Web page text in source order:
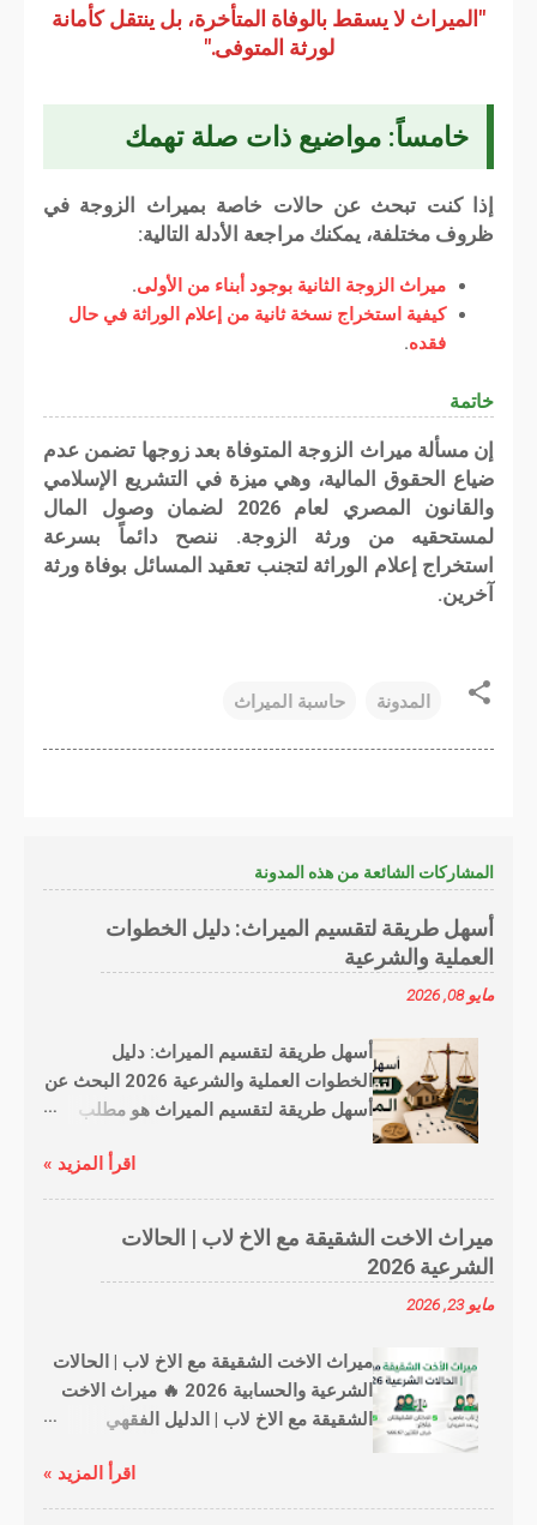
"الميراث لا يسقط بالوفاة المتأخرة، بل ينتقل كأمانة
لورثة المتوفى."
خامساً: مواضيع ذات صلة تهمك
إذا كنت تبحث عن حالات خاصة بميراث الزوجة في
ظروف مختلفة، يمكنك مراجعة الأدلة التالية:
ميراث الزوجة الثانية بوجود أبناء من الأولى.
كيفية استخراج نسخة ثانية من إعلام الوراثة في حال
فقده.
خاتمة
إن مسألة ميراث الزوجة المتوفاة بعد زوجها تضمن عدم
ضياع الحقوق المالية، وهي ميزة في التشريع الإسلامي
والقانون المصري لعام 2026 لضمان وصول المال
لمستحقيه من ورثة الزوجة. ننصح دائماً بسرعة
استخراج إعلام الوراثة لتجنب تعقيد المسائل بوفاة ورثة
آخرين.
المدونة حاسبة الميراث
المشاركات الشائعة من هذه المدونة
أسهل طريقة لتقسيم الميراث: دليل الخطوات
العملية والشرعية
مايو 08, 2026
أسهل طريقة لتقسيم الميراث: دليل
الخطوات العملية والشرعية 2026 البحث عن
أسهل طريقة لتقسيم الميراث هو مطلب
يتكرر لدى الكثير من العائلات التي ترغب في
توزيع التركة بما يرضي الله عز وجل وبدون
الدخول في نزاعات قضائية طويلة. علم
الفرائض، رغم عمقه وتفرعه، يمكن تبسيطه
من خلال اتباع منهجية منظمة تربط بين
القواعد الفقهية والتكنولوجيا الحديثة التي
عصرنا الحالي، أصبحت التركات تضم أصولاً
متنوعة من عقارات وأسهم وعملات رقمية
ونقدية بمختلف الأنواع. هذا التنوع يجعل
الطريقة التقليدية في الحساب يدوياً عرضة
للخطأ. لذا، فإن "الأسهل" هنا لا يعني التهاون
في الحقوق، بل يعني "الوضوح والدقة" في
اقرأ المزيد »
ميراث الاخت الشقيقة مع الاخ لاب | الحالات
الشرعية 2026
مايو 23, 2026
ميراث الاخت الشقيقة مع الاخ لاب | الحالات
الشرعية والحسابية 2026 🔥 ميراث الاخت
الشقيقة مع الاخ لاب | الدليل الفقهي
والقانوني الشامل دراسة تأصيلية معقمة
تشرح أحكام اجتماع الأخت الشقيقة مع الأخ
لأب، وتفكك قواعد الفرض والتعصيب
اقرأ المزيد »